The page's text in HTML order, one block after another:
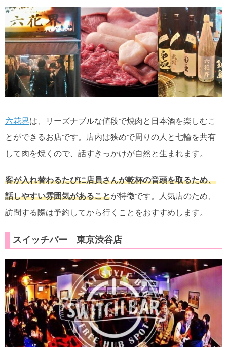
六花界は、リーズナブルな値段で焼肉と日本酒を楽しむこ
とができるお店です。店内は狭めで周りの人と七輪を共有
して肉を焼くので、話すきっかけが自然と生まれます。
客が入れ替わるたびに店員さんが乾杯の音頭を取るため、
話しやすい雰囲気があることが特徴です。人気店のため、
訪問する際は予約してから行くことをおすすめします。
スイッチバー 東京渋谷店